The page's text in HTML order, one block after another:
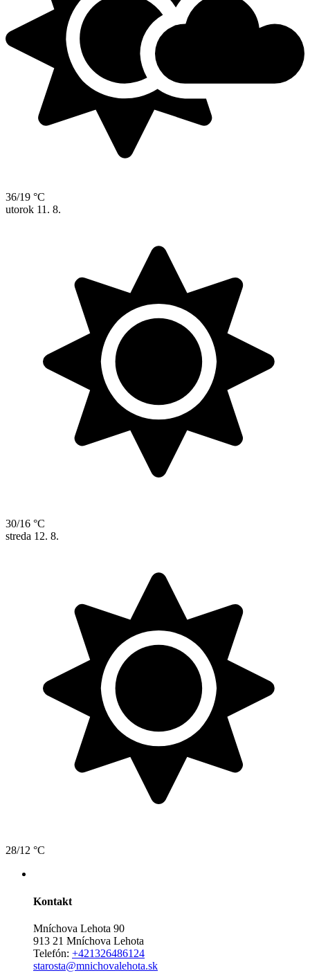
36/19 °C
utorok 11. 8.
30/16 °C
streda 12. 8.
28/12 °C
Kontakt
Mníchova Lehota 90
913 21 Mníchova Lehota
Telefón: +421326486124
starosta@mnichovalehota.sk